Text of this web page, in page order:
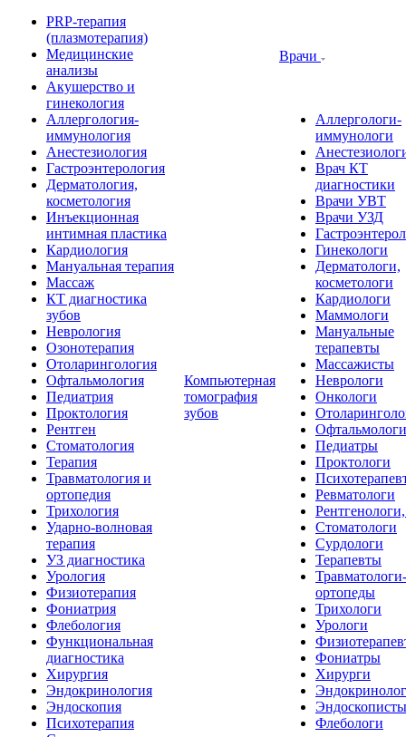
PRP-терапия
(плазмотерапия)
Медицинские
анализы
Акушерство и
гинекология
Аллергология-
иммунология
Анестезиология
Гастроэнтерология
Дерматология,
косметология
Инъекционная
интимная пластика
Кардиология
Мануальная терапия
Массаж
КТ диагностика
зубов
Неврология
Озонотерапия
Отоларингология
Офтальмология
Педиатрия
Проктология
Рентген
Стоматология
Терапия
Травматология и
ортопедия
Трихология
Ударно-волновая
терапия
УЗ диагностика
Урология
Физиотерапия
Фониатрия
Флебология
Функциональная
диагностика
Хирургия
Эндокринология
Эндоскопия
Психотерапия
Компьютерная
томография
зубов
Врачи
Аллергологи-
иммунологи
Врач КТ
диагностики
Врачи УВТ
Врачи УЗД
Гинекологи
Дерматологи,
косметологи
Кардиологи
Маммологи
Мануальные
терапевты
Массажисты
Неврологи
Онкологи
Офтальмологи
Педиатры
Проктологи
Ревматологи
Стоматологи
Сурдологи
Терапевты
Травматологи-
ортопеды
Трихологи
Урологи
Фониатры
Хирурги
Эндоскописты
Флебологи